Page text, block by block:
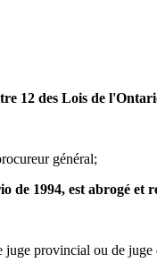
12 des Lois de
général;
1994, est abrogé et
provincial ou de